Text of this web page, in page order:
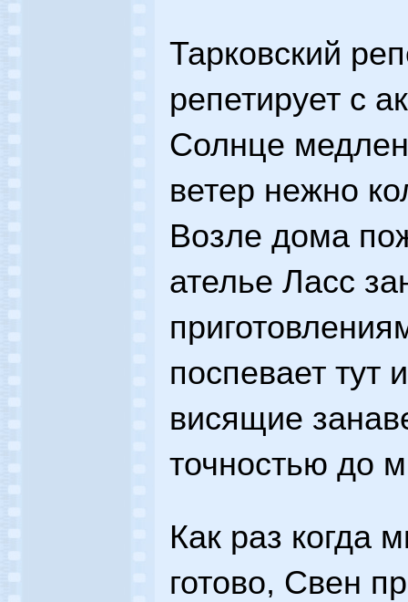
Тарковский
репетирует с
Солнце
ветер нежно
Возле дома
ателье Ласс
поспевает тут
висящие
точностью до
Как раз когда
готово, Свен